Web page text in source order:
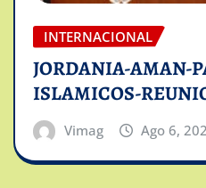
INTERNACIONAL
JORDANIA-AMAN-
ISLAMICOS-
Vimag Ago 6,